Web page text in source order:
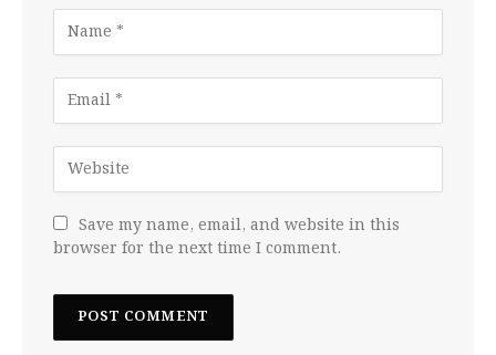
Save my name, email, and website in this
browser for the next time I comment.